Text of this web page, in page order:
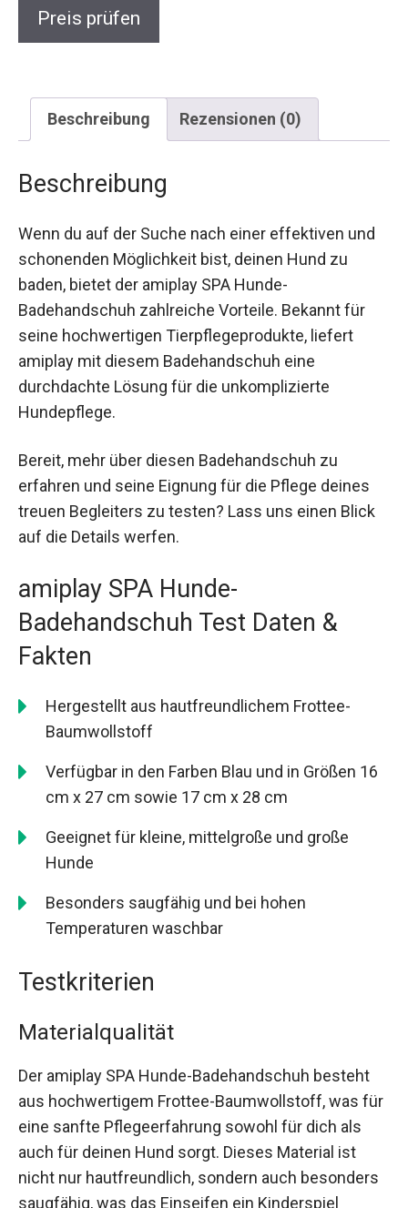
Preis prüfen
Beschreibung Rezensionen (0)
Beschreibung
Wenn du auf der Suche nach einer effektiven und
schonenden Möglichkeit bist, deinen Hund zu
baden, bietet der amiplay SPA Hunde-
Badehandschuh zahlreiche Vorteile. Bekannt für
seine hochwertigen Tierpflegeprodukte, liefert
amiplay mit diesem Badehandschuh eine
durchdachte Lösung für die unkomplizierte
Hundepflege.
Bereit, mehr über diesen Badehandschuh zu
erfahren und seine Eignung für die Pflege deines
treuen Begleiters zu testen? Lass uns einen Blick
auf die Details werfen.
amiplay SPA Hunde-
Badehandschuh Test Daten &
Fakten
Hergestellt aus hautfreundlichem Frottee-
Baumwollstoff
Verfügbar in den Farben Blau und in Größen 16
cm x 27 cm sowie 17 cm x 28 cm
Geeignet für kleine, mittelgroße und große
Hunde
Besonders saugfähig und bei hohen
Temperaturen waschbar
Testkriterien
Materialqualität
Der amiplay SPA Hunde-Badehandschuh besteht
aus hochwertigem Frottee-Baumwollstoff, was für
eine sanfte Pflegeerfahrung sowohl für dich als
auch für deinen Hund sorgt. Dieses Material ist
nicht nur hautfreundlich, sondern auch besonders
saugfähig, was das Einseifen ein Kinderspiel